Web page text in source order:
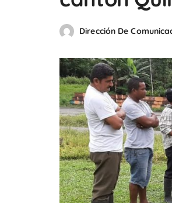
Dirección De